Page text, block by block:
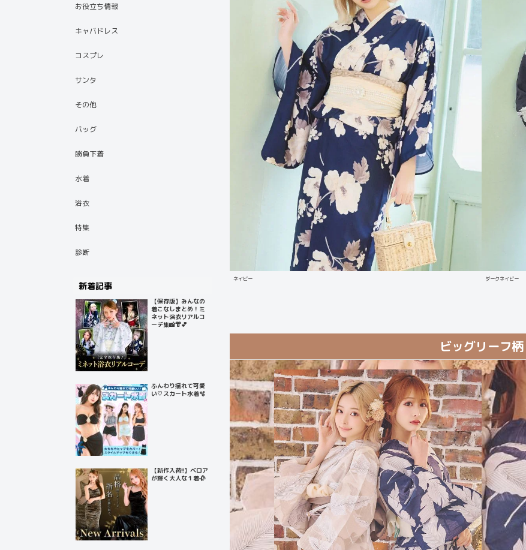
ネイビー ダークネイビー
ビッグリーフ柄
お役立ち情報
キャバドレス
コスプレ
サンタ
その他
バッグ
勝負下着
水着
浴衣
特集
診断
新着記事
【保存版】みんなの
着こなしまとめ！ミ
ネット浴衣リアルコ
ーデ集📸👘💕
ふんわり揺れて可愛
い♡スカート水着🫧
【新作入荷!!】ベロア
が輝く大人な１着🥀